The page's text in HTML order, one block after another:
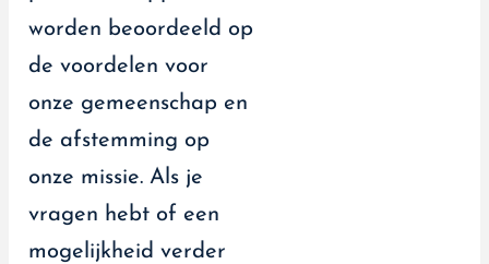
worden beoordeeld op
de voordelen voor
onze gemeenschap en
de afstemming op
onze missie. Als je
vragen hebt of een
mogelijkheid verder